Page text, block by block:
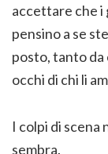
accettare che i
pensino a se
posto, tanto da
occhi di chi li
I colpi di scena
sembra.